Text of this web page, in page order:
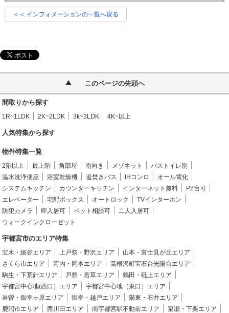
＜＜ インフォメーションの一覧へ戻る
このページの先頭へ
間取りから探す
1R~1LDK 2K~2LDK 3k~3LDK 4K~以上
人気特集から探す
物件特集一覧
2階以上 最上階 角部屋 南向き メゾネット
バストイレ別
温水洗浄便座
浴室乾燥機 追焚きバス IHコンロ
オール電化
システムキッチン
カウンターキッチン インターネット無料
P2台可
エレベーター
宅配ボックス オートロック
TVインターホン
防犯カメラ
即入居可 ペット相談可
二人入居可
ウォークインクローゼット
宇都宮市のエリア特集
宝木・細谷エリア 上戸祭・野沢エリア
山本・富士見が丘エリア
さくら市エリア
河内・岡本エリア
高根沢町宝石台光陽台エリア
駒生・下荒針エリア
戸祭・若草エリア
鶴田・砥上エリア
宇都宮中心地(西口）エリア
宇都宮中心地（東口）エリア
岩曽・御幸ヶ原エリア
御幸・越戸エリア
陽東・石井エリア
鹿沼市エリア
西川田エリア 南宇都宮駅不動前エリア
簗瀬・下栗エリア